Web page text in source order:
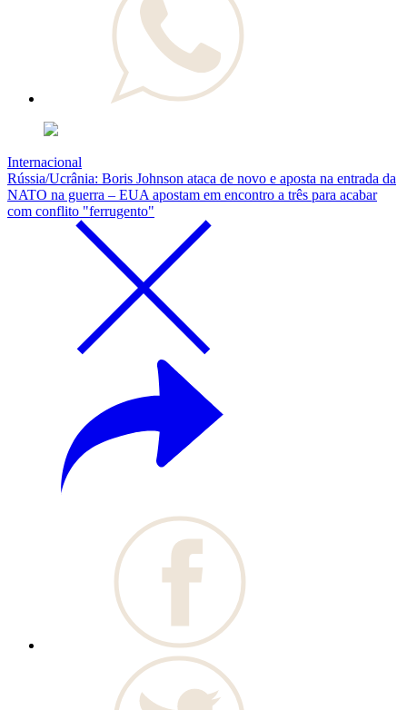
Internacional
Rússia/Ucrânia: Boris Johnson ataca de novo e aposta na entrada da
NATO na guerra – EUA apostam em encontro a três para acabar
com conflito "ferrugento"